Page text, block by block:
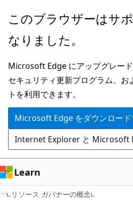
メ
ン
ン
テ
ン
ツ
に
ス
キ
ッ
プ
このブラウザーはサ
なりました。
Microsoft Edge にアップグレード
セキュリティ更新プログラム、お
トを利用できます。
Microsoft Edge をダウンロード
Internet Explorer と Microsoft
Learn
リソース ガバナーの概念